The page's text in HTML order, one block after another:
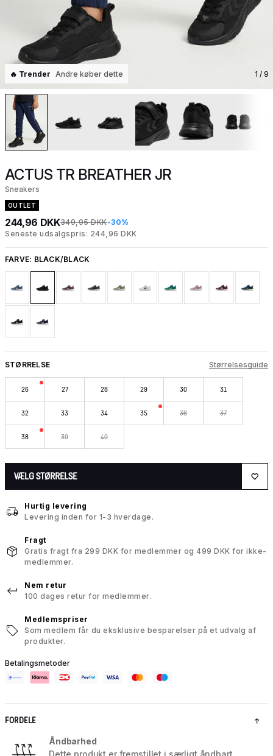
🔥 Trender Andre køber dette 1 / 9
ACTUS TR BREATHER JR
Sneakers
OUTLET
244,96 DKK349,95 DKK-30%
Seneste udsalgspris: 244,96 DKK
FARVE: BLACK/BLACK
STØRRELSE Størrelsesguide
26 27 28 29 30 31
32 33 34 35 36 37
38 39 40
VÆLG STØRRELSE
Hurtig levering
Levering inden for 1-3 hverdage.
Fragt
Gratis fragt fra 299 DKK for medlemmer og 499 DKK for ikke-
medlemmer.
Nem retur
100 dages retur for medlemmer.
Medlemspriser
Som medlem får du eksklusive besparelser på et udvalg af
produkter.
Betalingsmetoder
FORDELE
Åndbarhed
Dette produkt er fremstillet i særligt åndbart